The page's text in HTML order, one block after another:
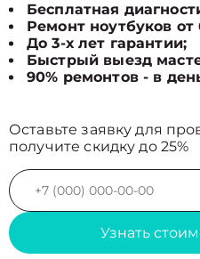
Бесплатная
Ремонт ноутбуков от
До 3-х лет гарантии;
Быстрый выезд
90% ремонтов - в
Оставьте заявку для
получите скидку до 25%
Узнать